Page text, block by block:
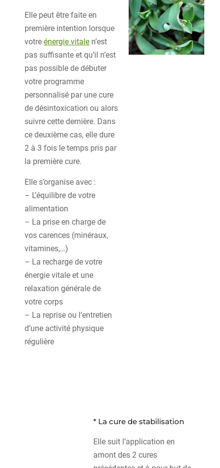
Elle peut être faite en
première intention lorsque
votreénergie vitale n’est
pas suffisante et qu’il n’est
pas possible de débuter
votre programme
personnalisé par une cure
de désintoxication ou alors
suivre cette dernière. Dans
ce deuxième cas, elle dure
2 à 3 fois le temps pris par
la première cure.
Elle s’organise avec :
– L’équilibre de votre
alimentation
– La prise en charge de
vos carences (minéraux,
vitamines,…)
– La recharge de votre
énergie vitale et une
relaxation générale de
votre corps
– La reprise ou l’entretien
d’une activité physique
régulière
* La cure de stabilisation
Elle suit l’application en
amont des 2 cures